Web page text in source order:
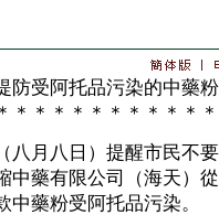
防受阿托品污染的中藥
＊＊＊＊＊＊＊＊＊＊
月八日）提醒市民不要
中藥有限公司（海天）
中藥粉受阿托品污染。